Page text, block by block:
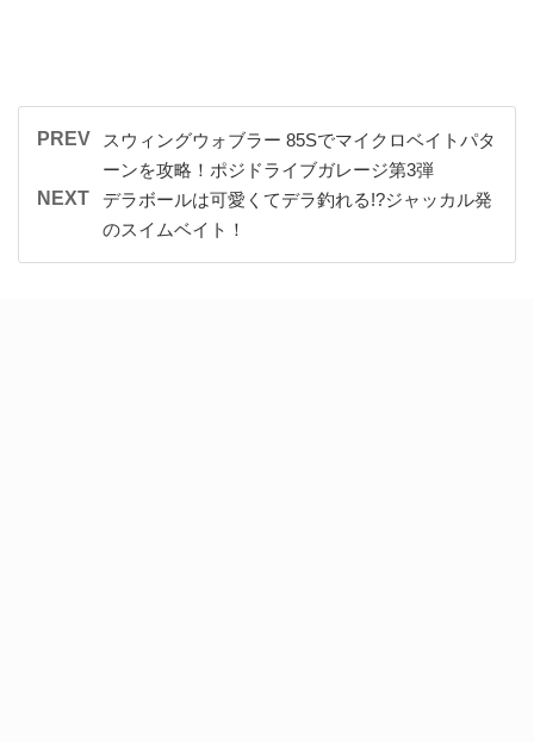
PREV
スウィングウォブラー 85Sでマイクロベイトパタ
ーンを攻略！ポジドライブガレージ第3弾
NEXT
デラボールは可愛くてデラ釣れる!?ジャッカル発
のスイムベイト！